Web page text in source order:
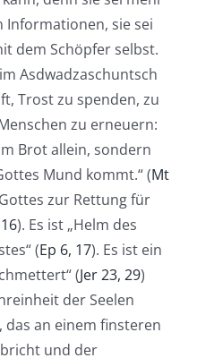
Informationen, sie sei
dem Schöpfer selbst.
Asdwadzaschuntsch
Trost zu spenden, zu
zu erneuern:
Brot allein, sondern
Mund kommt.“ (Mt
zur Rettung für
). Es ist „Helm des
(Ep 6, 17). Es ist ein
(Jer 23, 29)
der Seelen
das an einem finsteren
und der